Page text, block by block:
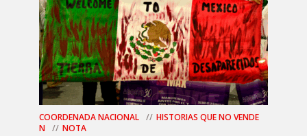
COORDENADA NACIONAL
HISTORIAS QUE NO VENDE
N
NOTA